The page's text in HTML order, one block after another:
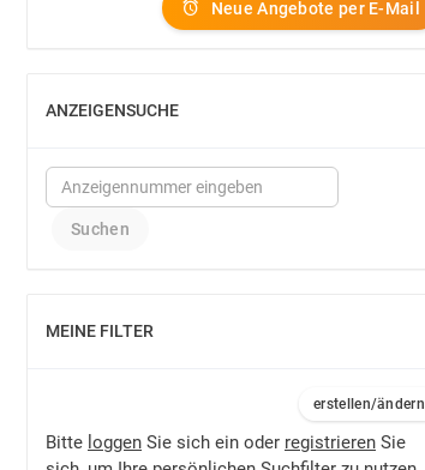
Neue Angebote per E-Mail
ANZEIGENSUCHE
EINBLENDEN
MEINE FILTER
EINBLENDEN
erstellen/ändern
Bitte loggen Sie sich ein oder registrieren Sie